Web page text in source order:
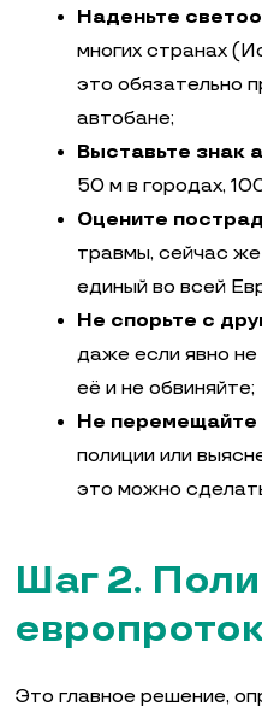
Наденьте
многих странах
это обязательно
автобане;
Выставьте знак
50 м в городах,
Оцените
травмы, сейчас
единый во всей
Не спорьте с
даже если явно не
её и не обвиняйте;
Не перемещайте
полиции или
это можно
Шаг 2.
Это главное решение,